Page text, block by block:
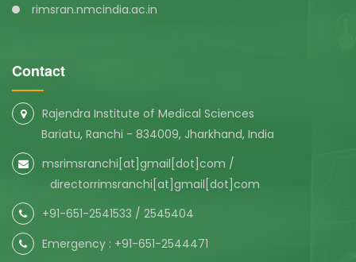
rimsran.nmcindia.ac.in
Contact
Rajendra Institute of Medical Sciences
Bariatu, Ranchi - 834009, Jharkhand, India
msrimsranchi[at]gmail[dot]com /
directorrimsranchi[at]gmail[dot]com
+91-651-2541533 / 2545404
Emergency : +91-651-2544471